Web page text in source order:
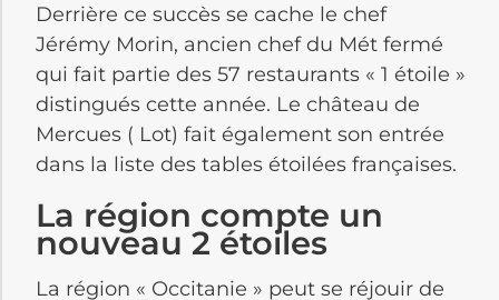
Derrière ce succès se cache le chef
Jérémy Morin, ancien chef du Mét fermé
qui fait partie des 57 restaurants « 1 étoile »
distingués cette année. Le château de
Mercues ( Lot) fait également son entrée
dans la liste des tables étoilées françaises.
La région compte un
nouveau 2 étoiles
La région « Occitanie » peut se réjouir de